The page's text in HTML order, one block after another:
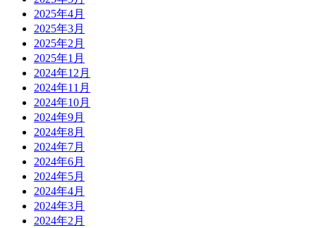
2025年4月
2025年3月
2025年2月
2025年1月
2024年12月
2024年11月
2024年10月
2024年9月
2024年8月
2024年7月
2024年6月
2024年5月
2024年4月
2024年3月
2024年2月